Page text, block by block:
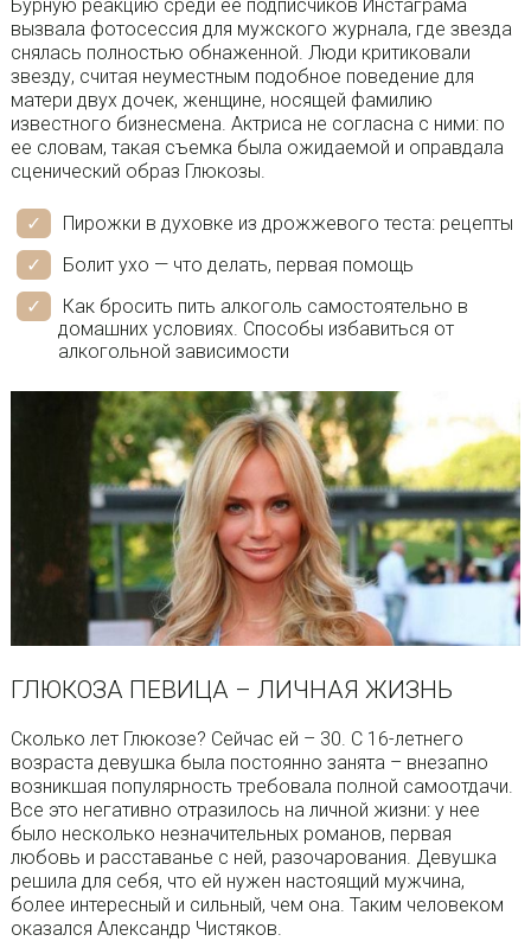
Бурную реакцию среди ее подписчиков Инстаграма
вызвала фотосессия для мужского журнала, где звезда
снялась полностью обнаженной. Люди критиковали
звезду, считая неуместным подобное поведение для
матери двух дочек, женщине, носящей фамилию
известного бизнесмена. Актриса не согласна с ними: по
ее словам, такая съемка была ожидаемой и оправдала
сценический образ Глюкозы.
Пирожки в духовке из дрожжевого теста: рецепты
Болит ухо — что делать, первая помощь
Как бросить пить алкоголь самостоятельно в
домашних условиях. Способы избавиться от
алкогольной зависимости
ГЛЮКОЗА ПЕВИЦА – ЛИЧНАЯ ЖИЗНЬ
Сколько лет Глюкозе? Сейчас ей – 30. С 16-летнего
возраста девушка была постоянно занята – внезапно
возникшая популярность требовала полной самоотдачи.
Все это негативно отразилось на личной жизни: у нее
было несколько незначительных романов, первая
любовь и расставанье с ней, разочарования. Девушка
решила для себя, что ей нужен настоящий мужчина,
более интересный и сильный, чем она. Таким человеком
оказался Александр Чистяков.